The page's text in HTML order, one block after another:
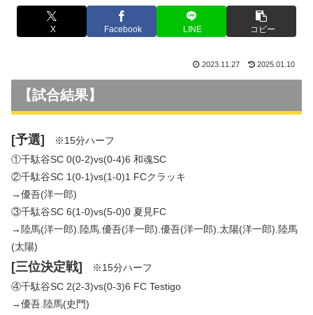
X Facebook LINE コピー
2023.11.27 2025.01.10
【試合結果】
[予選]
※15分ハーフ
①千駄谷SC 0(0-2)vs(0-4)6 和魂SC
②千駄谷SC 1(0-1)vs(1-0)1 FCクラッキ
→優吾(洋一郎)
③千駄谷SC 6(1-0)vs(5-0)0 夏見FC
→陸馬(洋一郎).陸馬.優吾(洋一郎).優吾(洋一郎).太陽(洋一郎).陸馬
(太陽)
[三位決定戦]
※15分ハーフ
④千駄谷SC 2(2-3)vs(0-3)6 FC Testigo
→優吾.陸馬(史門)